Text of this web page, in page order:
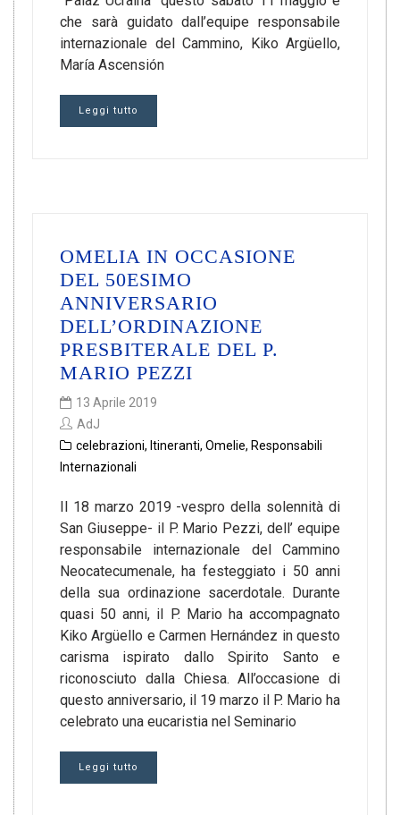
che sarà guidato dall’equipe responsabile
internazionale del Cammino, Kiko Argüello,
María Ascensión
Leggi tutto
OMELIA IN OCCASIONE
DEL 50ESIMO
ANNIVERSARIO
DELL’ORDINAZIONE
PRESBITERALE DEL P.
MARIO PEZZI
13 Aprile 2019
AdJ
celebrazioni, Itineranti, Omelie, Responsabili
Internazionali
Il 18 marzo 2019 -vespro della solennità di
San Giuseppe- il P. Mario Pezzi, dell’ equipe
responsabile internazionale del Cammino
Neocatecumenale, ha festeggiato i 50 anni
della sua ordinazione sacerdotale. Durante
quasi 50 anni, il P. Mario ha accompagnato
Kiko Argüello e Carmen Hernández in questo
carisma ispirato dallo Spirito Santo e
riconosciuto dalla Chiesa. All’occasione di
questo anniversario, il 19 marzo il P. Mario ha
celebrato una eucaristia nel Seminario
Leggi tutto